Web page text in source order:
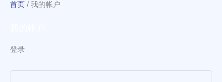
首页 / 我的帐户
登录